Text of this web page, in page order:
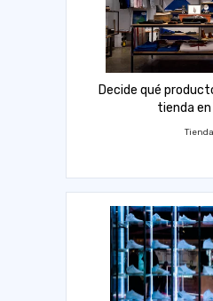
Decide qué
tienda en
Tienda